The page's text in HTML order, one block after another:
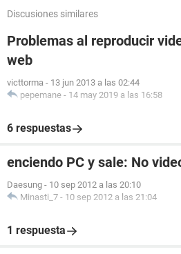
Discusiones similares
Problemas al reproducir
web
victtorma - 13 jun 2013 a las 02:44
pepemane - 14 may 2019 a las 16:58
6 respuestas
enciendo PC y sale: No
Daesung - 10 sep 2012 a las 20:10
Minasti_7 - 10 sep 2012 a las 21:04
1 respuesta